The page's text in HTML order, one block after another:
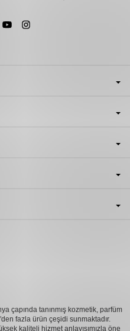
çapında tanınmış kozmetik, parfüm
fazla ürün çeşidi sunmaktadır.
kaliteli hizmet anlayışımızla öne